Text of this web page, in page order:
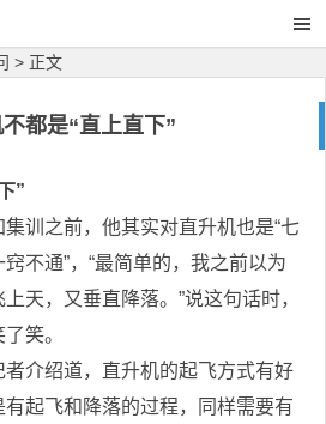
> 正文
都是“直上直下”
”
之前，他其实对直升机也是“七
不通”，“最简单的，我之前以为
天，又垂直降落。”说这句话时，
笑。
介绍道，直升机的起飞方式有好
起飞和降落的过程，同样需要有